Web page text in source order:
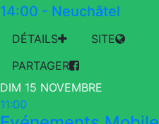
14:00 - Neuchâtel
DÉTAILS
SITE
PARTAGER
DIM 15 NOVEMBRE
11:00